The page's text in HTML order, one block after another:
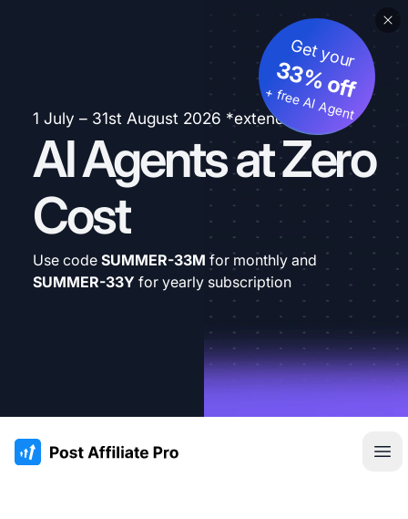
1 July – 31st August 2026 *extended
AI Agents at Zero
Cost
Get your
33% off
+ free AI Agent
Use code SUMMER-33M for monthly and
SUMMER-33Y for yearly subscription
:site.title